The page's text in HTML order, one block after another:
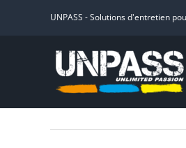
UNPASS - Solutions d'entretien